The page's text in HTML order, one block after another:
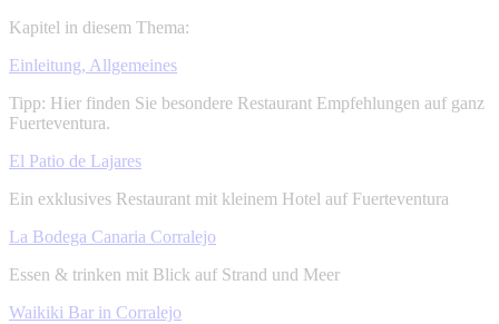
Kapitel in diesem Thema:
Einleitung, Allgemeines
Tipp: Hier finden Sie besondere Restaurant Empfehlungen auf ganz
Fuerteventura.
El Patio de Lajares
Ein exklusives Restaurant mit kleinem Hotel auf Fuerteventura
La Bodega Canaria Corralejo
Essen & trinken mit Blick auf Strand und Meer
Waikiki Bar in Corralejo